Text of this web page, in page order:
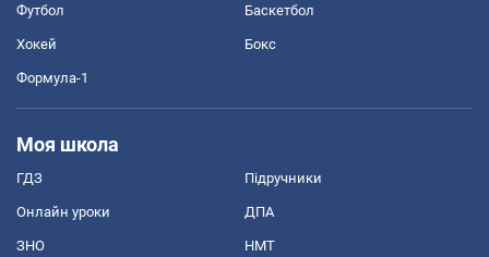
Футбол Баскетбол
Хокей Бокс
Формула-1
Моя школа
ГДЗ Підручники
Онлайн уроки ДПА
ЗНО НМТ